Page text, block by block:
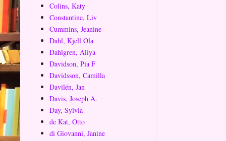
Colins, Katy
Constantine, Liv
Cummins, Jeanine
Dahl, Kjell Ola
Dahlgren, Aliya
Davidson, Pia F
Davidsson, Camilla
Davilén, Jan
Davis, Joseph A.
Day, Sylvia
de Kat, Otto
di Giovanni, Janine